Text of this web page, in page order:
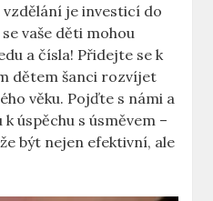
je investicí do
vaše děti mohou
a čísla! Přidejte se k
dětem šanci rozvíjet
věku. Pojďte s námi a
úspěchu s úsměvem –
být nejen efektivní, ale